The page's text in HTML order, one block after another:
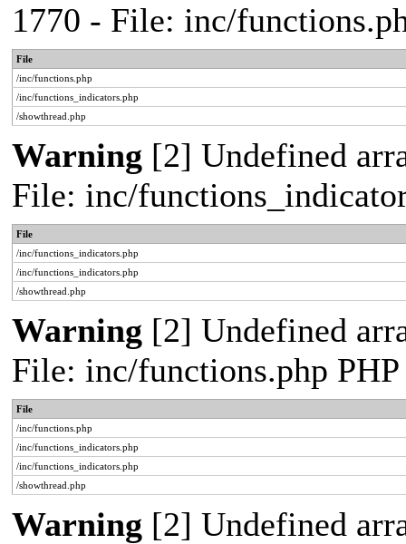
1770 - File: inc/
File
/inc/functions.php
/inc/functions_indicators.php
/showthread.php
Warning [2] Undefined
File: inc/
File
/inc/functions_indicators.php
/inc/functions_indicators.php
/showthread.php
Warning [2] Undefined
File: inc/functions.php
File
/inc/functions.php
/inc/functions_indicators.php
/inc/functions_indicators.php
/showthread.php
Warning [2] Undefined